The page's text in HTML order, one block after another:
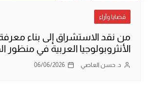
قضايا وآراء
من نقد الاستشراق إلى بناء
الأنثروبولوجيا العربية في منظور
د. حسن العاصي 06/06/2026